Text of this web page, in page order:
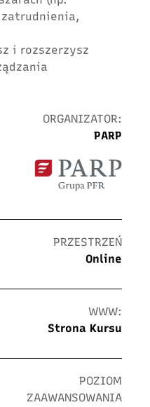
i rozszerzysz
ORGANIZATOR:
PARP
PRZESTRZEŃ
Online
WWW:
Strona Kursu
POZIOM
ZAAWANSOWANIA